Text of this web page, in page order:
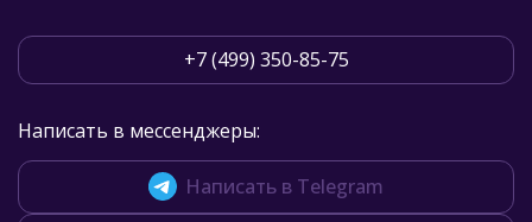
+7 (499) 350-85-75
Написать в мессенджеры:
Написать в Telegram